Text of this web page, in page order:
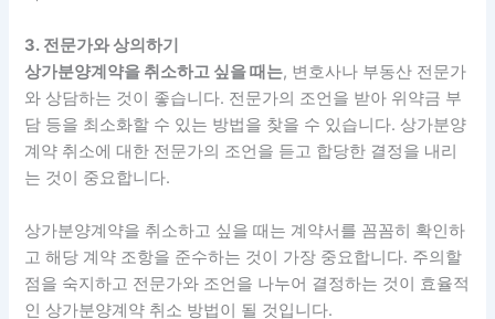
3. 전문가와 상의하기
상가분양계약을 취소하고 싶을 때는, 변호사나 부동산 전문가
와 상담하는 것이 좋습니다. 전문가의 조언을 받아 위약금 부
담 등을 최소화할 수 있는 방법을 찾을 수 있습니다. 상가분양
계약 취소에 대한 전문가의 조언을 듣고 합당한 결정을 내리
는 것이 중요합니다.
상가분양계약을 취소하고 싶을 때는 계약서를 꼼꼼히 확인하
고 해당 계약 조항을 준수하는 것이 가장 중요합니다. 주의할
점을 숙지하고 전문가와 조언을 나누어 결정하는 것이 효율적
인 상가분양계약 취소 방법이 될 것입니다.